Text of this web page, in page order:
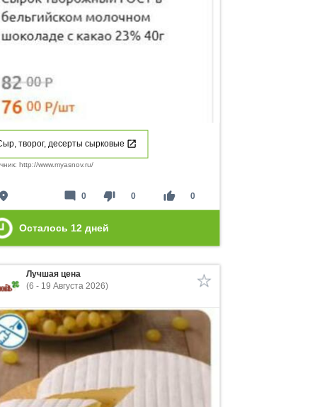
творог, десерты сырковые
http://www.myasnov.ru/
place thumb_down 0 thumb_up 0
mode_comment 0
Осталось 12 дней
Лучшая цена
(6 - 19 Августа 2026)